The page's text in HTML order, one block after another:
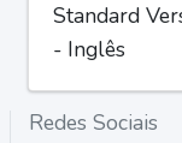
Standard
- Inglês
Redes Sociais